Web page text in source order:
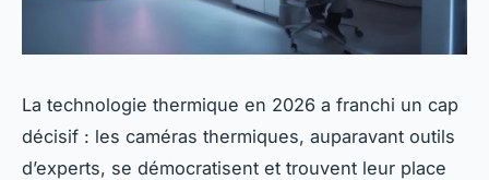
La technologie thermique en 2026 a franchi un cap
décisif : les caméras thermiques, auparavant outils
d’experts, se démocratisent et trouvent leur place